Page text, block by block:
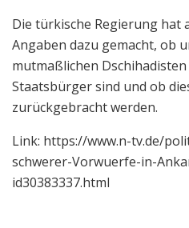
Die türkische Regierung hat
Angaben dazu gemacht, ob
mutmaßlichen
Staatsbürger sind und ob
zurückgebracht werden.
Link: https://www.n-tv.de/
schwerer-Vorwuerfe-in-
id30383337.html